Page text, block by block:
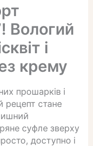
Вологий
і
крему
прошарків і
рецепт стане
суфле зверху
доступно і